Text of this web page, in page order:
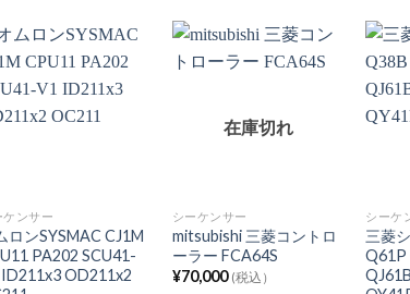
ケンサー
ロンSYSMAC CJ1M
PA202 SCU41-
OD211x2
在庫切れ
シーケンサー
mitsubishi 三菱コントロ
ーラー FCA64S
¥70,000 (税込）
シーケ
三菱
Q61P